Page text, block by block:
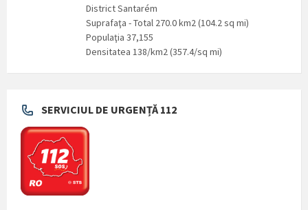
District Santarém
Suprafaţa - Total 270.0 km2 (104.2 sq mi)
Populaţia 37,155
Densitatea 138/km2 (357.4/sq mi)
SERVICIUL DE URGENȚĂ 112